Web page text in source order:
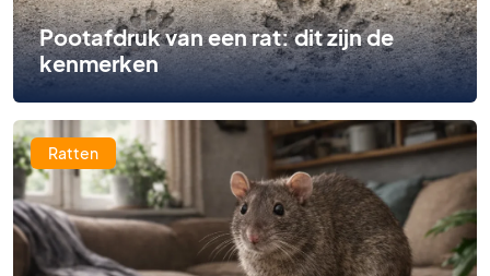
Pootafdruk van een rat: dit zijn de
kenmerken
Ratten